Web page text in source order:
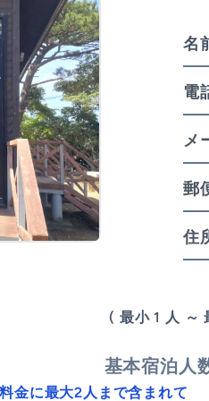
名
電
メ
郵
住
( 最小 1 人 ～
基本宿泊人
金に最大2人まで含まれて